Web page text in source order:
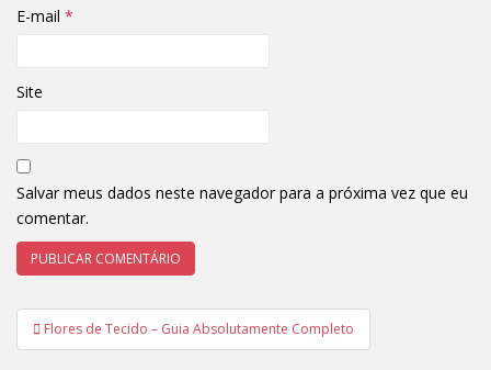
E-mail *
Site
Salvar meus dados neste navegador para a próxima vez que eu
comentar.
Navegação
de
Flores de Tecido – Guia Absolutamente Completo